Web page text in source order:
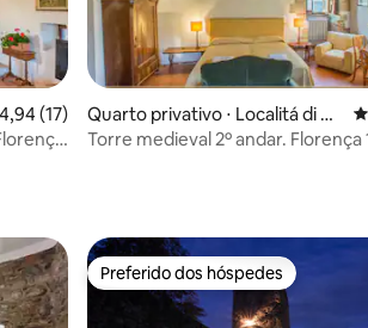
de uma avaliação média de 5, 17
4,94 (17)
Quarto privativo ⋅ Localitá di M
ugnana, Strada in Chianti
Torre medieval 2º andar. Florença
Preferido dos hóspedes
Preferido dos hóspedes